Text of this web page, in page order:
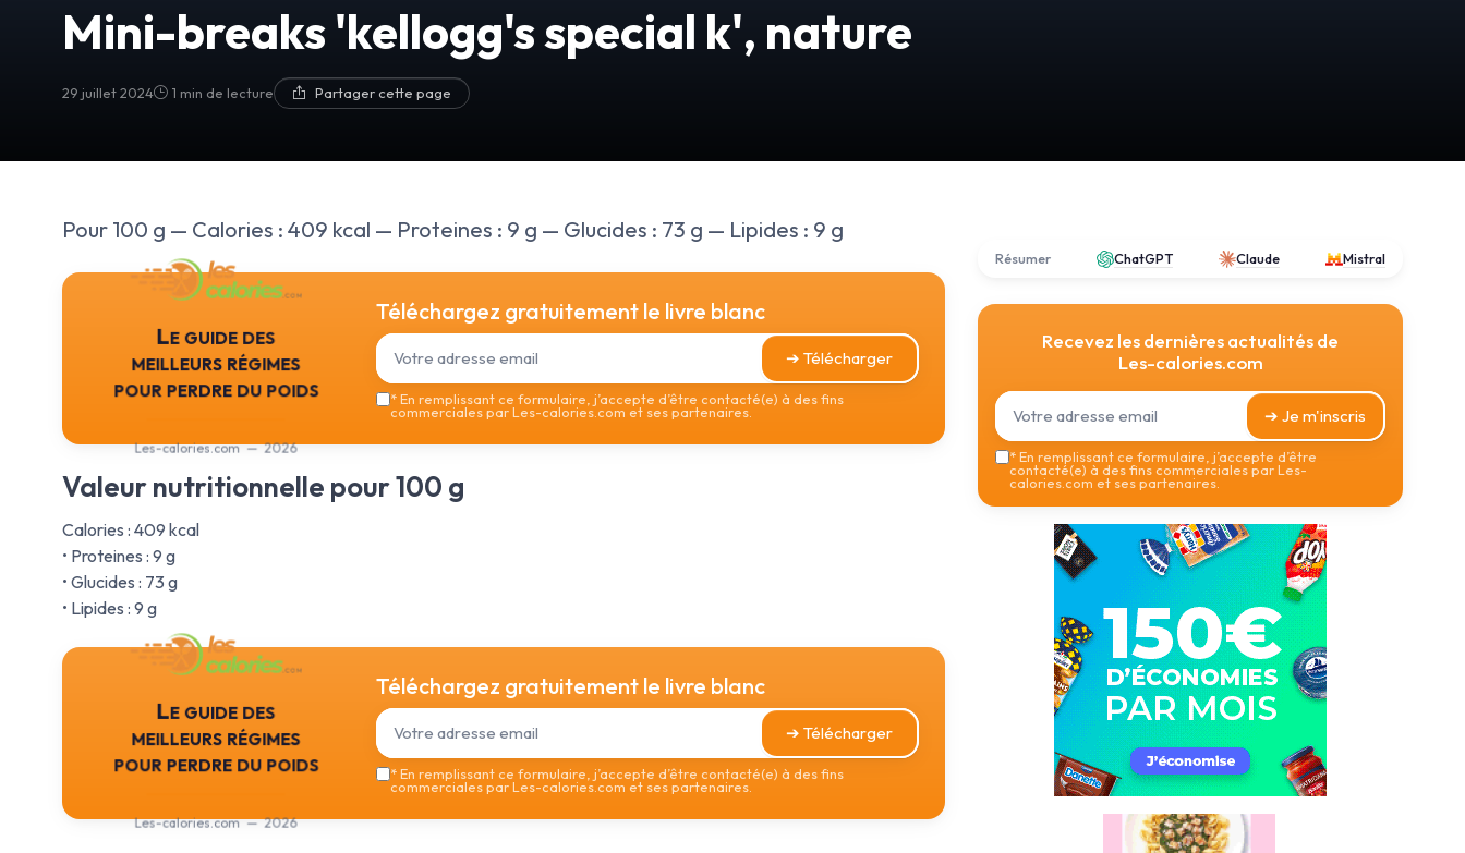
Mini-breaks 'kellogg's special k', nature
29 juillet 2024 1 min de lecture Partager cette page
Pour 100 g — Calories : 409 kcal — Proteines : 9 g — Glucides : 73 g — Lipides : 9 g
Le guide des
meilleurs régimes
pour perdre du poids
Les-calories.com — 2026
Téléchargez gratuitement le livre blanc
➔ Télécharger
*En remplissant ce formulaire, j’accepte d’être contacté(e) à des fins
commerciales par Les-calories.com et ses partenaires.
Valeur nutritionnelle pour 100 g
Calories : 409 kcal
• Proteines : 9 g
• Glucides : 73 g
• Lipides : 9 g
Le guide des
meilleurs régimes
pour perdre du poids
Les-calories.com — 2026
Téléchargez gratuitement le livre blanc
➔ Télécharger
*En remplissant ce formulaire, j’accepte d’être contacté(e) à des fins
commerciales par Les-calories.com et ses partenaires.
Résumer ChatGPT Claude Mistral
Recevez les dernières actualités de
Les-calories.com
➔ Je m'inscris
*En remplissant ce formulaire, j’accepte d’être
contacté(e) à des fins commerciales par Les-
calories.com et ses partenaires.